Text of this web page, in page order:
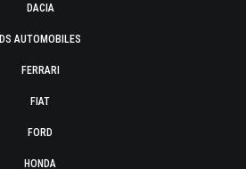
DACIA
DS AUTOMOBILES
FERRARI
FIAT
FORD
HONDA